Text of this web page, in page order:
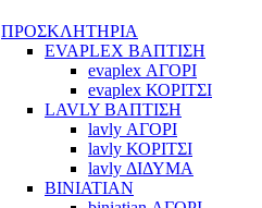
ΠΡΟΣΚΛΗΤΗΡΙΑ
EVAPLEX ΒΑΠΤΙΣΗ
evaplex ΑΓΟΡΙ
evaplex ΚΟΡΙΤΣΙ
LAVLY ΒΑΠΤΙΣΗ
lavly ΑΓΟΡΙ
lavly ΚΟΡΙΤΣΙ
lavly ΔΙΔΥΜΑ
BINIATIAN